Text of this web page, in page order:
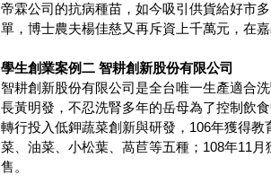
帝霖公司的抗病種苗，如今吸引供貨給好市
單，博士農夫楊佳慈又再斥資上千萬元，在嘉
學生創業案例二 智耕創新股份有限公司
智耕創新股份有限公司是全台唯一生產適合
長黃明發，不忍洗腎多年的岳母為了控制飲
轉行投入低鉀蔬菜創新與研發，106年獲得
菜、油菜、小松葉、萵苣等五種；108年11
售。